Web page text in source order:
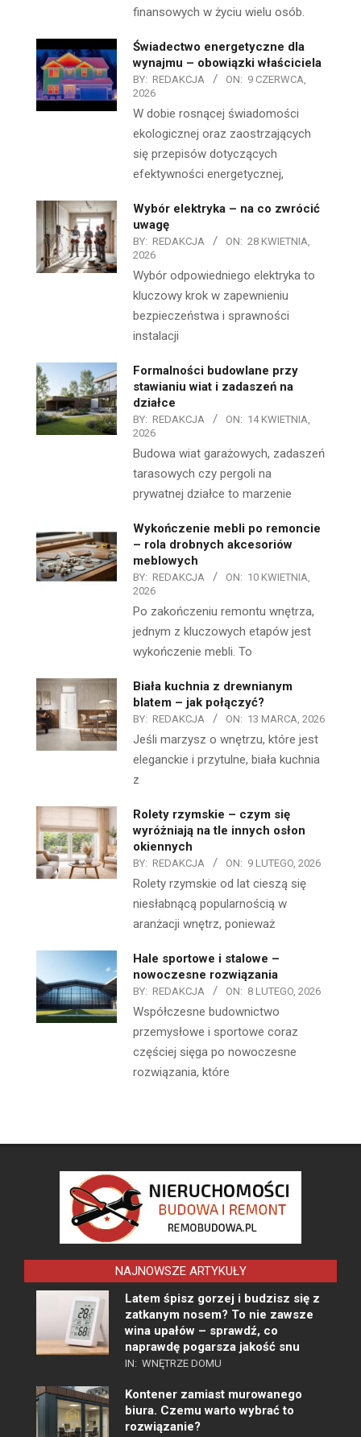
finansowych w życiu wielu osób.
Świadectwo energetyczne dla
wynajmu – obowiązki właściciela
BY: REDAKCJA ON: 9 CZERWCA,
2026
W dobie rosnącej świadomości
ekologicznej oraz zaostrzających
się przepisów dotyczących
efektywności energetycznej,
Wybór elektryka – na co zwrócić
uwagę
BY: REDAKCJA ON: 28 KWIETNIA,
2026
Wybór odpowiedniego elektryka to
kluczowy krok w zapewnieniu
bezpieczeństwa i sprawności
instalacji
Formalności budowlane przy
stawianiu wiat i zadaszeń na
działce
BY: REDAKCJA ON: 14 KWIETNIA,
2026
Budowa wiat garażowych, zadaszeń
tarasowych czy pergoli na
prywatnej działce to marzenie
Wykończenie mebli po remoncie
– rola drobnych akcesoriów
meblowych
BY: REDAKCJA ON: 10 KWIETNIA,
2026
Po zakończeniu remontu wnętrza,
jednym z kluczowych etapów jest
wykończenie mebli. To
Biała kuchnia z drewnianym
blatem – jak połączyć?
BY: REDAKCJA ON: 13 MARCA, 2026
Jeśli marzysz o wnętrzu, które jest
eleganckie i przytulne, biała kuchnia
z
Rolety rzymskie – czym się
wyróżniają na tle innych osłon
okiennych
BY: REDAKCJA ON: 9 LUTEGO, 2026
Rolety rzymskie od lat cieszą się
niesłabnącą popularnością w
aranżacji wnętrz, ponieważ
Hale sportowe i stalowe –
nowoczesne rozwiązania
BY: REDAKCJA ON: 8 LUTEGO, 2026
Współczesne budownictwo
przemysłowe i sportowe coraz
częściej sięga po nowoczesne
rozwiązania, które
NAJNOWSZE ARTYKUŁY
Latem śpisz gorzej i budzisz się z
zatkanym nosem? To nie zawsze
wina upałów – sprawdź, co
naprawdę pogarsza jakość snu
IN: WNĘTRZE DOMU
Kontener zamiast murowanego
biura. Czemu warto wybrać to
rozwiązanie?